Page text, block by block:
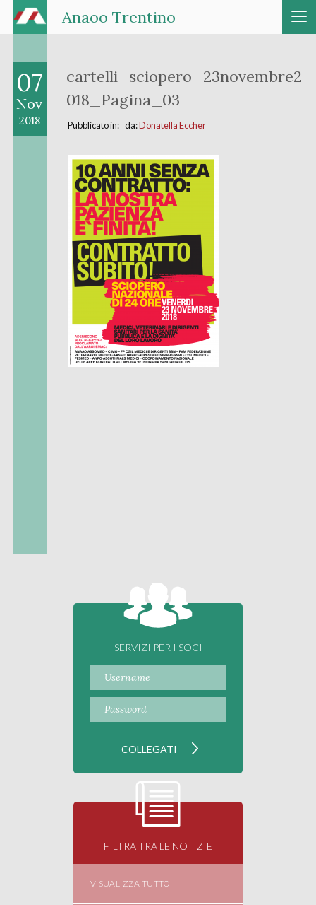
Anaoo Trentino
cartelli_sciopero_23novembre2
018_Pagina_03
07
Nov
2018 Pubblicato in: da:Donatella Eccher
SERVIZI PER I SOCI
FILTRA TRA LE NOTIZIE
VISUALIZZA TUTTO